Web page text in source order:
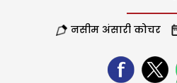
नसीम अंसारी कोचर